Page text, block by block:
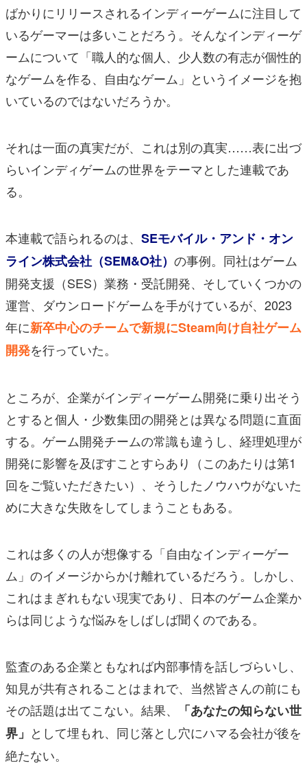
ばかりにリリースされるインディーゲームに注目して
いるゲーマーは多いことだろう。そんなインディーゲ
ームについて「職人的な個人、少人数の有志が個性的
なゲームを作る、自由なゲーム」というイメージを抱
いているのではないだろうか。
それは一面の真実だが、これは別の真実……表に出づ
らいインディゲームの世界をテーマとした連載であ
る。
本連載で語られるのは、 SEモバイル・アンド・オン
ライン株式会社（SEM&O社） の事例。同社はゲーム
開発支援（SES）業務・受託開発、そしていくつかの
運営、ダウンロードゲームを手がけているが、2023
年に新卒中心のチームで新規にSteam向け自社ゲーム
開発を行っていた。
ところが、企業がインディーゲーム開発に乗り出そう
とすると個人・少数集団の開発とは異なる問題に直面
する。ゲーム開発チームの常識も違うし、経理処理が
開発に影響を及ぼすことすらあり（このあたりは第1
回をご覧いただきたい）、そうしたノウハウがないた
めに大きな失敗をしてしまうこともある。
これは多くの人が想像する「自由なインディーゲー
ム」のイメージからかけ離れているだろう。しかし、
これはまぎれもない現実であり、日本のゲーム企業か
らは同じような悩みをしばしば聞くのである。
監査のある企業ともなれば内部事情を話しづらいし、
知見が共有されることはまれで、当然皆さんの前にも
その話題は出てこない。結果、
「あなたの知らない世
界」 として埋もれ、同じ落とし穴にハマる会社が後を
絶たない。